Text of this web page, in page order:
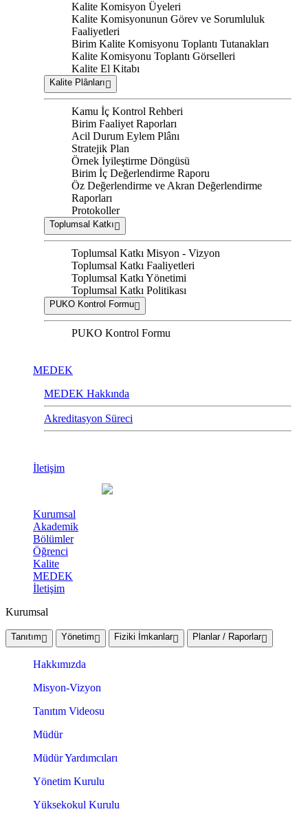
Kalite Komisyon Üyeleri
Kalite Komisyonunun Görev ve Sorumluluk
Faaliyetleri
Birim Kalite Komisyonu Toplantı Tutanakları
Kalite Komisyonu Toplantı Görselleri
Kalite El Kitabı
Kalite Plânları
Kamu İç Kontrol Rehberi
Birim Faaliyet Raporları
Acil Durum Eylem Plânı
Stratejik Plan
Örnek İyileştirme Döngüsü
Birim İç Değerlendirme Raporu
Öz Değerlendirme ve Akran Değerlendirme
Raporları
Protokoller
Toplumsal Katkı
Toplumsal Katkı Misyon - Vizyon
Toplumsal Katkı Faaliyetleri
Toplumsal Katkı Yönetimi
Toplumsal Katkı Politikası
PUKO Kontrol Formu
PUKO Kontrol Formu
MEDEK
MEDEK Hakkında
Akreditasyon Süreci
İletişim
Kurumsal
Akademik
Bölümler
Öğrenci
Kalite
MEDEK
İletişim
Kurumsal
Tanıtım Yönetim Fiziki İmkanlar Planlar / Raporlar
Hakkımızda
Misyon-Vizyon
Tanıtım Videosu
Müdür
Müdür Yardımcıları
Yönetim Kurulu
Yüksekokul Kurulu